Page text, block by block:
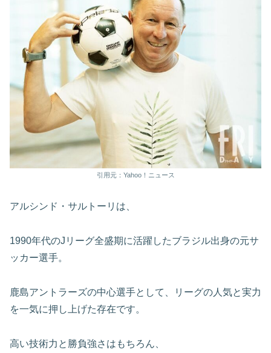
引用元：Yahoo！ニュース
アルシンド・サルトーリは、
1990年代のJリーグ全盛期に活躍したブラジル出身の元サ
ッカー選手。
鹿島アントラーズの中心選手として、リーグの人気と実力
を一気に押し上げた存在です。
高い技術力と勝負強さはもちろん、